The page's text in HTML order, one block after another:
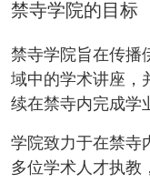
禁寺学院的目标
禁寺学院旨在传播
域中的学术讲座，
续在禁寺内完成学
学院致力于在禁寺
多位学术人才执教